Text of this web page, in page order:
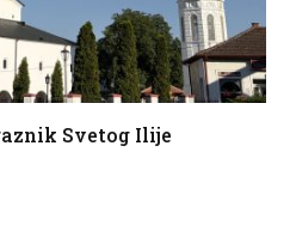
Svetog Ilije